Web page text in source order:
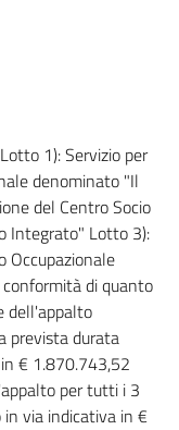
1): Servizio per
denominato "Il
del Centro Socio
Integrato" Lotto 3):
Occupazionale
di quanto
dell'appalto
prevista durata
€ 1.870.743,52
per tutti i 3
via indicativa in €